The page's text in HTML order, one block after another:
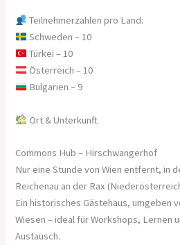
Teilnehmerzahlen pro Land:
Schweden – 10
Türkei – 10
Österreich – 10
Bulgarien – 9
Ort & Unterkunft
Commons Hub – Hirschwangerhof
Nur eine Stunde von Wien entfernt, in
Reichenau an der Rax
Ein historisches Gästehaus, umgeben
Wiesen – ideal für Workshops, Lernen
Austausch.